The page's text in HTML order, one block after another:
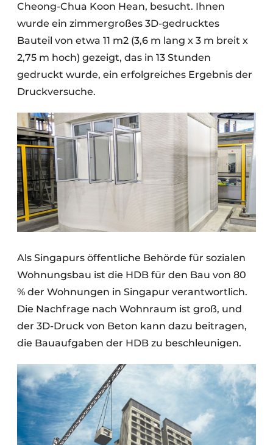
Cheong-Chua Koon Hean, besucht. Ihnen
wurde ein zimmergroßes 3D-gedrucktes
Bauteil von etwa 11 m2 (3,6 m lang x 3 m breit x
2,75 m hoch) gezeigt, das in 13 Stunden
gedruckt wurde, ein erfolgreiches Ergebnis der
Druckversuche.
Als Singapurs öffentliche Behörde für sozialen
Wohnungsbau ist die HDB für den Bau von 80
% der Wohnungen in Singapur verantwortlich.
Die Nachfrage nach Wohnraum ist groß, und
der 3D-Druck von Beton kann dazu beitragen,
die Bauaufgaben der HDB zu beschleunigen.